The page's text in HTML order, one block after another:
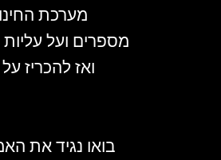
מערכת
מספרים ועל
ואז להכריז
בואו נגיד את